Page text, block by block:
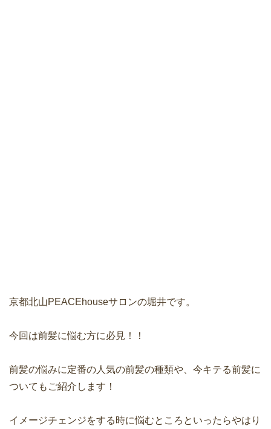
京都北山PEACEhouseサロンの堀井です。
今回は前髪に悩む方に必見！！
前髪の悩みに定番の人気の前髪の種類や、今キテる前髪に
ついてもご紹介します！
イメージチェンジをする時に悩むところといったらやはり